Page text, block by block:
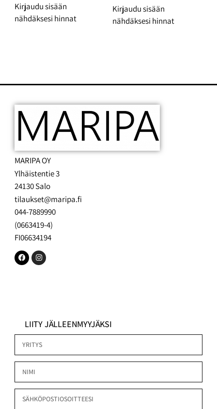
Kirjaudu sisään
nähdäksesi hinnat
Kirjaudu sisään
nähdäksesi hinnat
MARIPA OY
Ylhäistentie 3
24130 Salo
tilaukset@maripa.fi
044-7889990
(0663419-4)
FI06634194
LIITY JÄLLEENMYYJÄKSI